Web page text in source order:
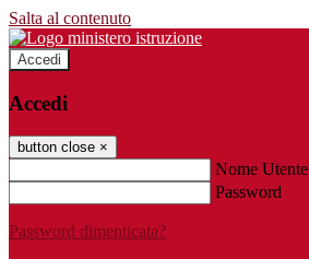
Salta al contenuto
Accedi
Accedi
button close ×
Nome Utente
Password
Password dimenticata?